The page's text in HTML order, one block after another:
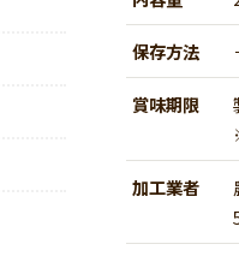
保存方法
賞味期限
加工業者